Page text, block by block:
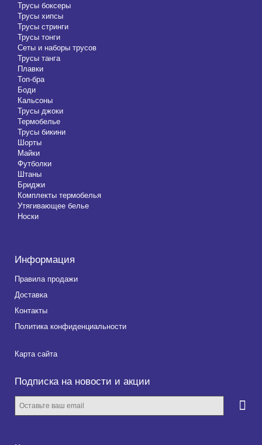
Трусы боксеры
Трусы хипсы
Трусы стринги
Трусы тонги
Сеты и наборы трусов
Трусы танга
Плавки
Топ-бра
Боди
Кальсоны
Трусы джоки
Термобелье
Трусы бикини
Шорты
Майки
Футболки
Штаны
Бриджи
Комплекты термобелья
Утягивающее белье
Носки
Информация
Правила продажи
Доставка
Контакты
Политика конфиденциальности
Карта сайта
Подписка на новости и акции